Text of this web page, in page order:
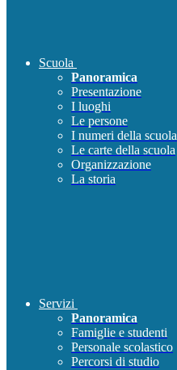
Scuola
Panoramica
Presentazione
I luoghi
Le persone
I numeri della scuola
Le carte della scuola
Organizzazione
La storia
Servizi
Panoramica
Famiglie e studenti
Personale scolastico
Percorsi di studio